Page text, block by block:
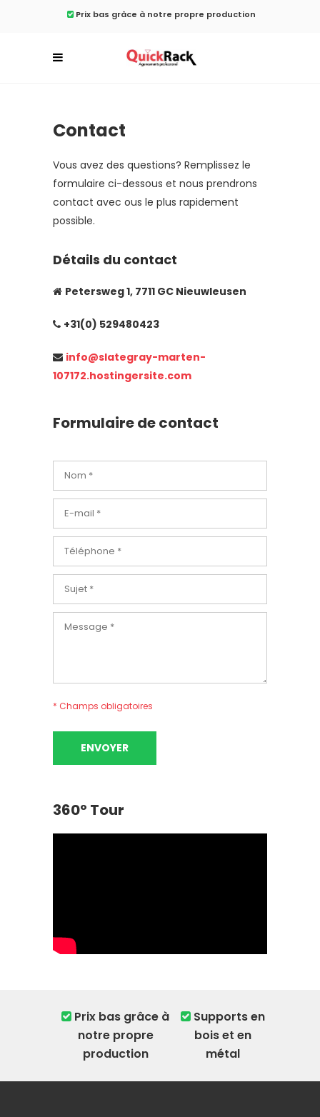
Prix ​​bas grâce à notre propre production
Contact
Vous avez des questions? Remplissez le
formulaire ci-dessous et nous prendrons
contact avec ous le plus rapidement
possible.
Détails du contact
Petersweg 1, 7711 GC Nieuwleusen
+31(0) 529480423
info@slategray-marten-
107172.hostingersite.com
Formulaire de contact
* Champs obligatoires
this
360º Tour
Prix ​​bas grâce à
notre propre
production
Supports en
bois et en
métal